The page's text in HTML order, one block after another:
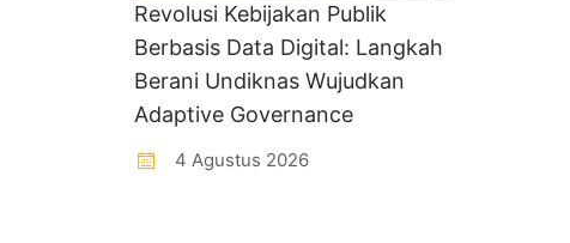
Revolusi Kebijakan Publik
Berbasis Data Digital: Langkah
Berani Undiknas Wujudkan
Adaptive Governance
4 Agustus 2026